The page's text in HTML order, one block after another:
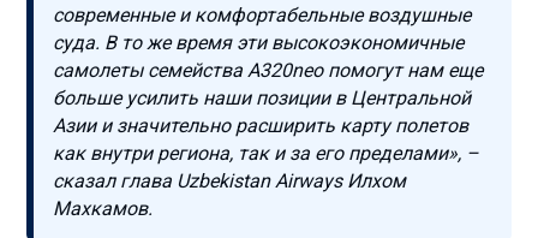
современные и комфортабельные воздушные
суда. В то же время эти высокоэкономичные
самолеты семейства А320neo помогут нам еще
больше усилить наши позиции в Центральной
Азии и значительно расширить карту полетов
как внутри региона, так и за его пределами», –
сказал глава Uzbekistan Airways Илхом
Махкамов.